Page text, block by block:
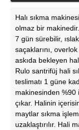
Halı sıkma
olmaz bir
7 gün sürebilir,
saçaklarını,
askıda bekleyen
Rulo santrifüj hali
teslimatı 1 güne
makinesinden %90
çıkar. Halinin
maytlar sıkma
uzaklaştırılır. Hali